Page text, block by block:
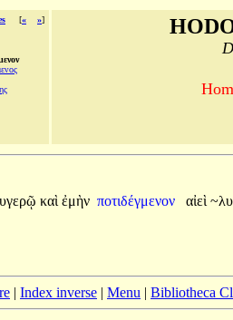
[« »]
καὶ ἐμὴν ποτιδέγμενον αἰεὶ
| Index inverse | Menu | Bibliotheca